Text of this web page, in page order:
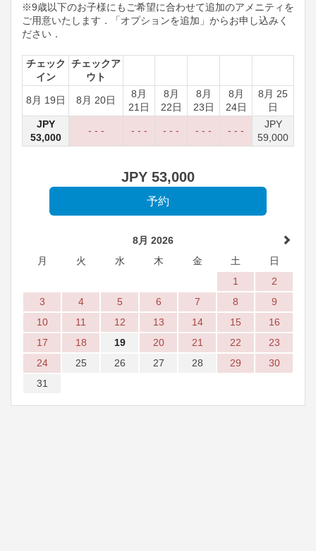
※9歳以下のお子様にもご希望に合わせて追加のアメニティを
ご用意いたします．「オプションを追加」からお申し込みく
ださい．
チェック
イン
チェックア
ウト
8月 19日 8月 20日
8月
21日
8月
22日
8月
23日
8月
24日
8月 25
日
JPY
53,000
- - - - - - - - - - - - - - -
JPY
59,000
JPY 53,000
8月 2026
月
火 水 木 金 土
日
1
2
3
4 5 6 7 8
9
10
11 12 13 14 15
16
17
18 19 20 21 22
23
24
25 26 27 28 29
30
31